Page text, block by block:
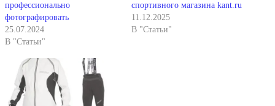
профессионально
фотографировать
25.07.2024
В "Статьи"
спортивного магазина kant.ru
11.12.2025
В "Статьи"